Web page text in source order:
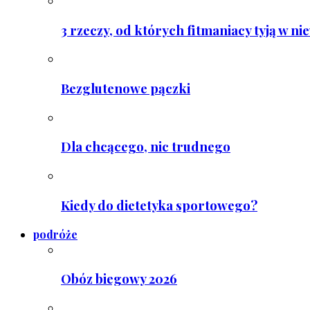
3 rzeczy, od których fitmaniacy tyją w
Bezglutenowe pączki
Dla chcącego, nic trudnego
Kiedy do dietetyka sportowego?
podróże
Obóz biegowy 2026